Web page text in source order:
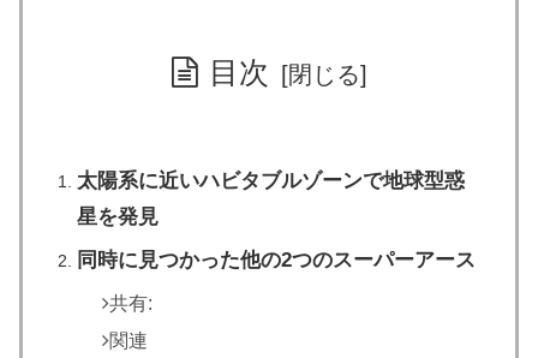
目次
太陽系に近いハビタブルゾーンで地球型惑
星を発見
同時に見つかった他の2つのスーパーアース
共有:
関連